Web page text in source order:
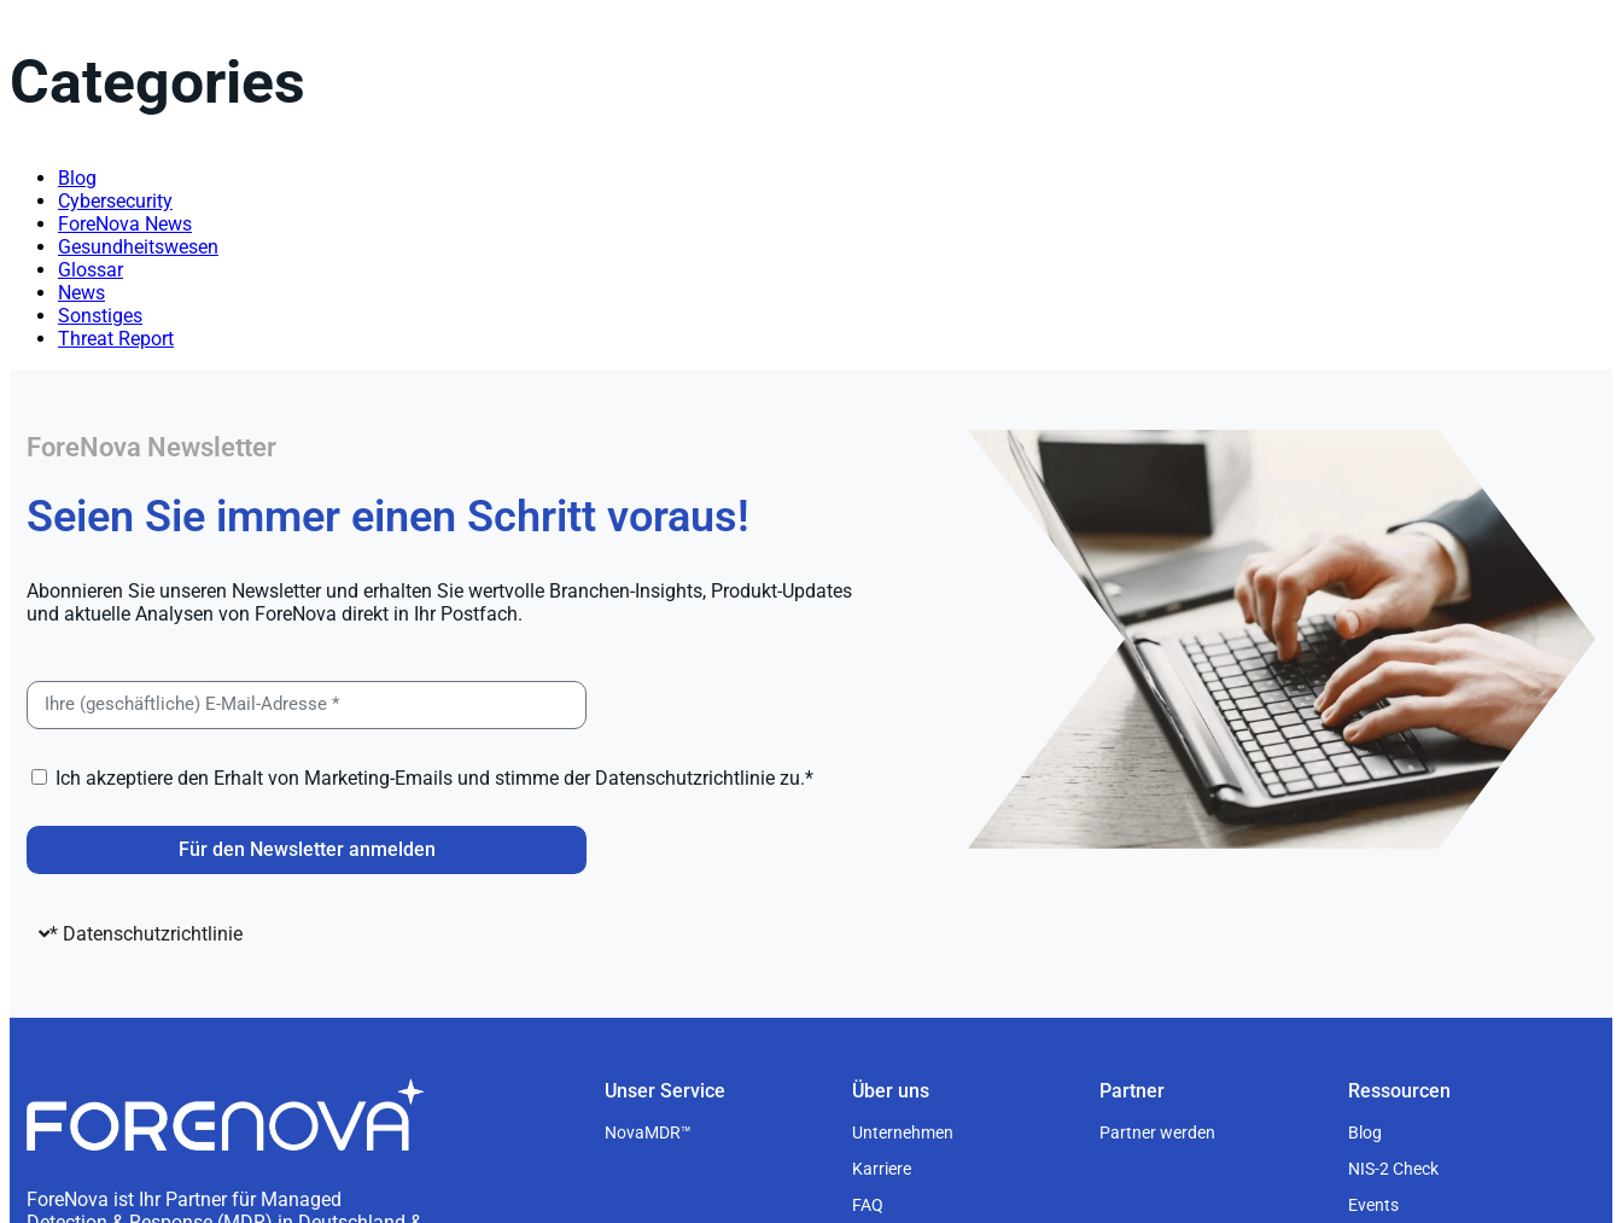
Categories
Blog
Cybersecurity
ForeNova News
Gesundheitswesen
Glossar
News
Sonstiges
Threat Report
ForeNova Newsletter
Seien Sie immer einen Schritt voraus!
Abonnieren Sie unseren Newsletter und erhalten Sie wertvolle Branchen-Insights, Produkt-Updates
und aktuelle Analysen von ForeNova direkt in Ihr Postfach.
Ich akzeptiere den Erhalt von Marketing-Emails und stimme der Datenschutzrichtlinie zu.*
Für den Newsletter anmelden
* Datenschutzrichtlinie
ForeNova ist Ihr Partner für Managed
Unser Service
NovaMDR™
Über uns
Unternehmen
Karriere
FAQ
Partner
Partner werden
Ressourcen
Blog
NIS-2 Check
Events